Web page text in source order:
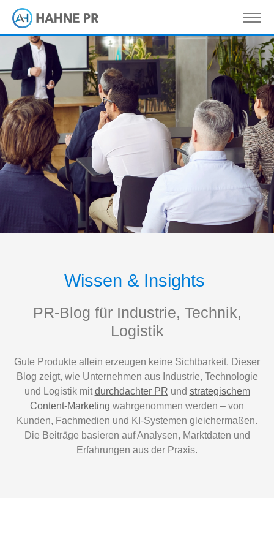
Wissen & Insights
PR-Blog für Industrie, Technik,
Logistik
Gute Produkte allein erzeugen keine Sichtbarkeit. Dieser
Blog zeigt, wie Unternehmen aus Industrie, Technologie
und Logistik mit durchdachter PR und strategischem
Content-Marketing wahrgenommen werden – von
Kunden, Fachmedien und KI-Systemen gleichermaßen.
Die Beiträge basieren auf Analysen, Marktdaten und
Erfahrungen aus der Praxis.